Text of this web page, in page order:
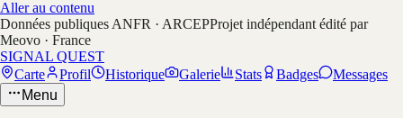
Aller au contenu
Données publiques ANFR · ARCEPProjet indépendant édité par
Meovo · France
SIGNAL QUEST
Carte
Profil Historique Galerie Stats Badges
Messages
Menu